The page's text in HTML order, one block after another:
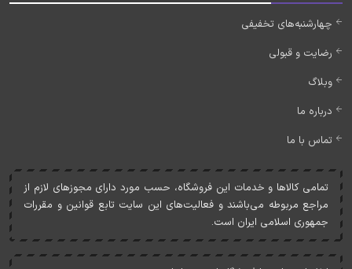
چهارشنبه‌های تخفیفی
رضایت و قبولی
وبلاگ
درباره ما
تماس با ما
تمامی کالاها و خدمات اين فروشگاه، حسب مورد دارای مجوزهای لازم از
مراجع مربوطه می‌باشند و فعاليت‌های اين سايت تابع قوانين و مقررات
جمهوری اسلامی ايران است.